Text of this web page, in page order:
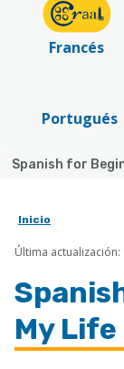
Francés
Portugués
Spanish for
Sobrescribir
enlaces
de
ayuda
a
Inicio
Última
My Life